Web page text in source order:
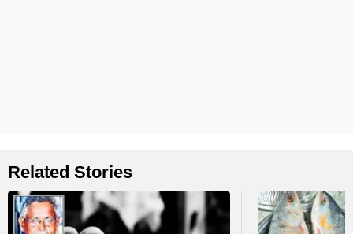
Related Stories